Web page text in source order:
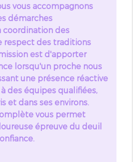
vous accompagnons
démarches
coordination des
respect des traditions
est d'apporter
lorsqu'un proche nous
une présence réactive
des équipes qualifiées,
et dans ses environs.
vous permet
épreuve du deuil